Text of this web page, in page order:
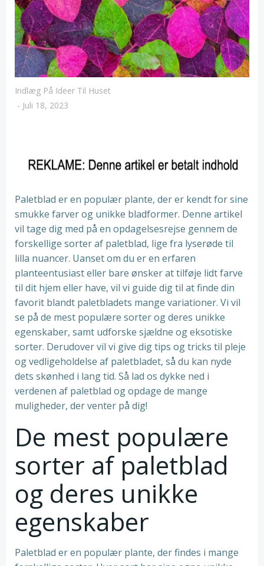
Indlæg På Ideer Til Huset
- Juli 18, 2023
Paletblad er en populær plante, der er kendt for sine
smukke farver og unikke bladformer. Denne artikel
vil tage dig med på en opdagelsesrejse gennem de
forskellige sorter af paletblad, lige fra lyserøde til
lilla nuancer. Uanset om du er en erfaren
planteentusiast eller bare ønsker at tilføje lidt farve
til dit hjem eller have, vil vi guide dig til at finde din
favorit blandt paletbladets mange variationer. Vi vil
se på de mest populære sorter og deres unikke
egenskaber, samt udforske sjældne og eksotiske
sorter. Derudover vil vi give dig tips og tricks til pleje
og vedligeholdelse af paletbladet, så du kan nyde
dets skønhed i lang tid. Så lad os dykke ned i
verdenen af paletblad og opdage de mange
muligheder, der venter på dig!
De mest populære
sorter af paletblad
og deres unikke
egenskaber
Paletblad er en populær plante, der findes i mange